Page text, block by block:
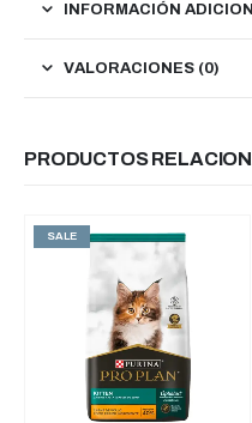
INFORMACIÓN
VALORACIONES (0)
PRODUCTOS
SALE